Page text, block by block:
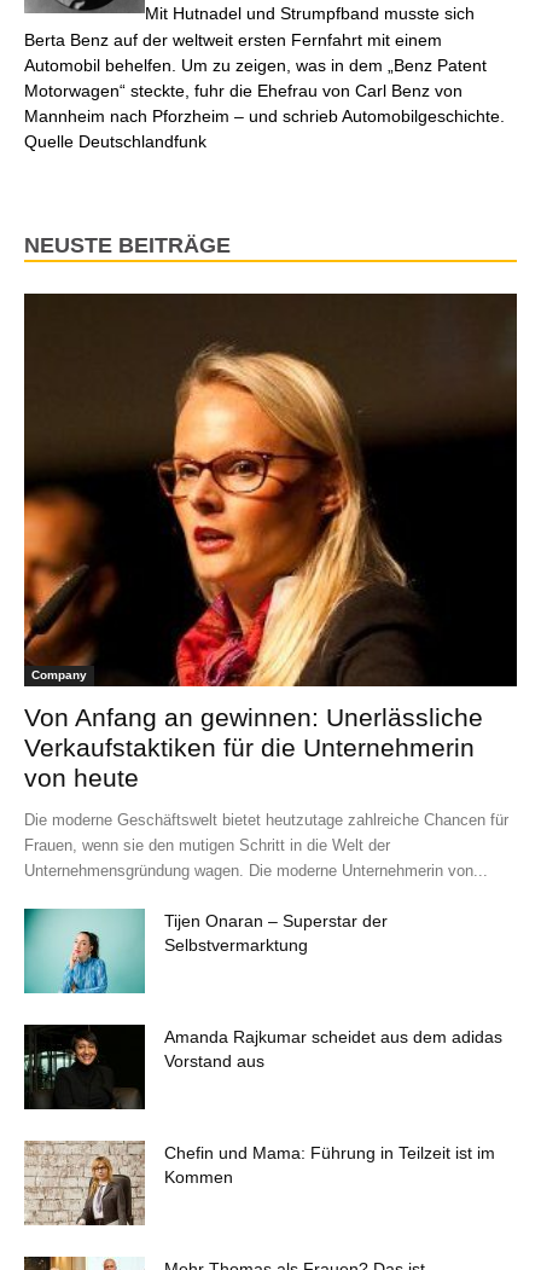
Mit Hutnadel und Strumpfband musste sich
Berta Benz auf der weltweit ersten Fernfahrt mit einem
Automobil behelfen. Um zu zeigen, was in dem „Benz Patent
Motorwagen“ steckte, fuhr die Ehefrau von Carl Benz von
Mannheim nach Pforzheim – und schrieb Automobilgeschichte.
Quelle Deutschlandfunk
NEUSTE BEITRÄGE
Company
Von Anfang an gewinnen: Unerlässliche
Verkaufstaktiken für die Unternehmerin
von heute
Die moderne Geschäftswelt bietet heutzutage zahlreiche Chancen für
Frauen, wenn sie den mutigen Schritt in die Welt der
Unternehmensgründung wagen. Die moderne Unternehmerin von...
Tijen Onaran – Superstar der
Selbstvermarktung
Amanda Rajkumar scheidet aus dem adidas
Vorstand aus
Chefin und Mama: Führung in Teilzeit ist im
Kommen